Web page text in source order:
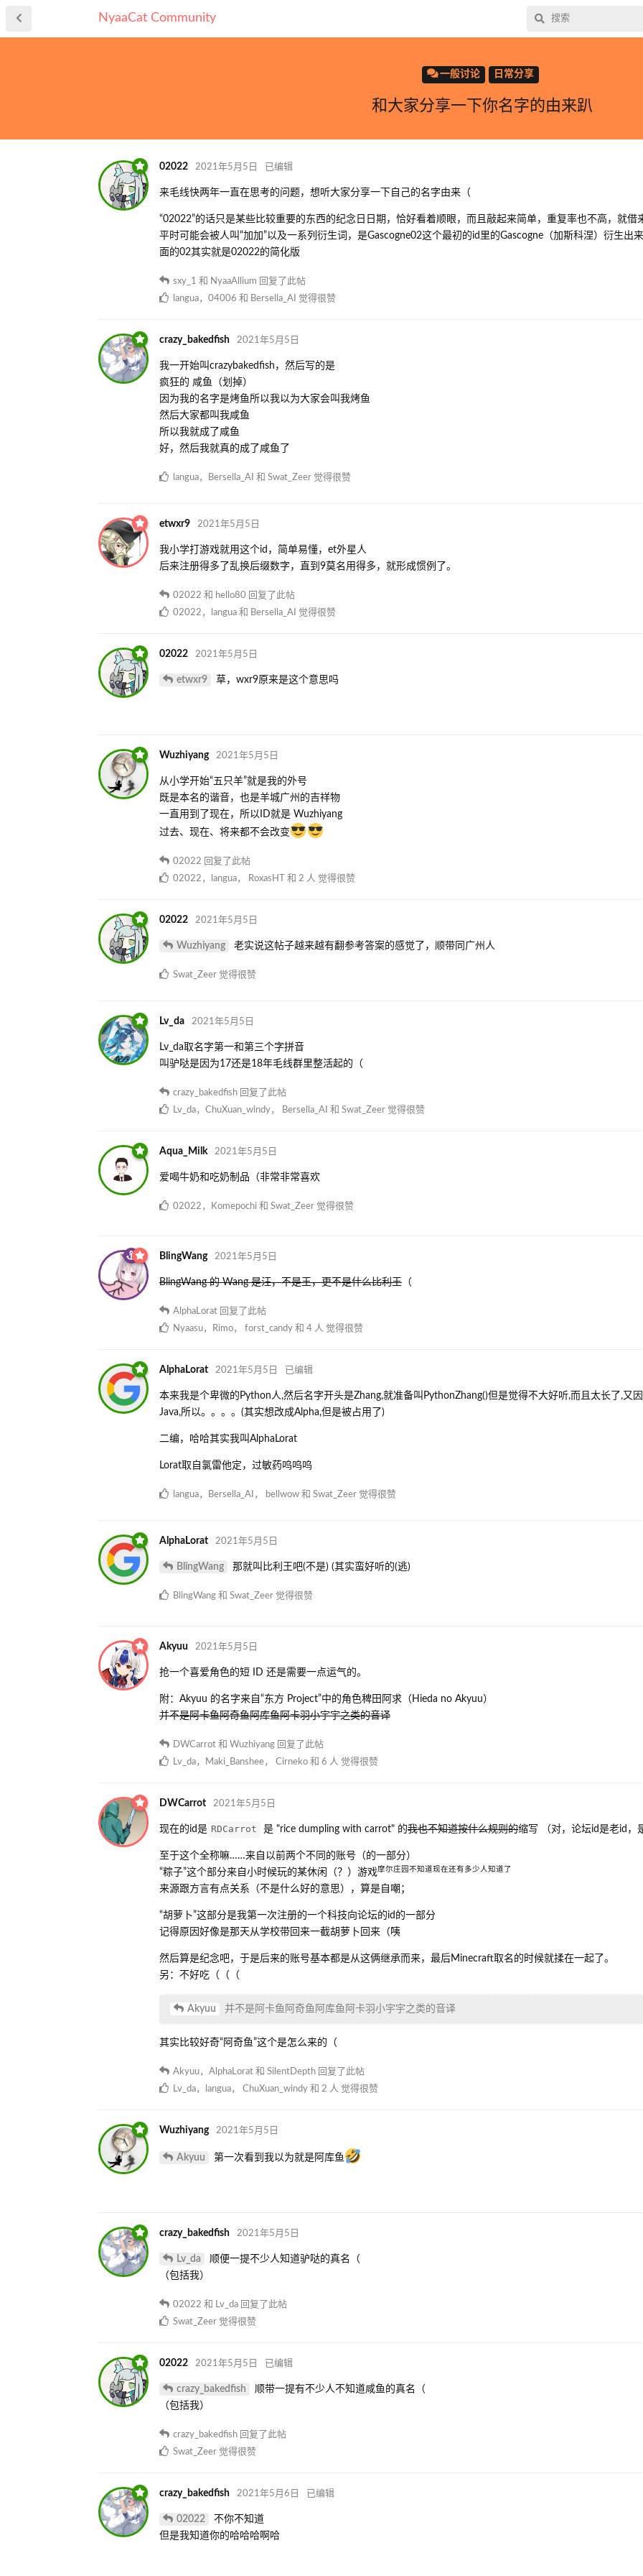
NyaaCat Community
一般讨论 日常分享
和大家分享一下你名字的由来趴
02022 2021年5月5日 已编辑
来毛线快两年一直在思考的问题，想听大家分享一下自己的名字由来（
“02022”的话只是某些比较重要的东西的纪念日日期，恰好看着顺眼，而且敲起来简单，重复率也不高，就借
平时可能会被人叫“加加”以及一系列衍生词，是Gascogne02这个最初的id里的Gascogne（加斯科涅）衍生出
面的02其实就是02022的简化版
sxy_1 和 NyaaAllium 回复了此帖
langua， 04006 和 Bersella_AI 觉得很赞
crazy_bakedfish 2021年5月5日
我一开始叫crazybakedfish，然后写的是
疯狂的 咸鱼（划掉）
因为我的名字是烤鱼所以我以为大家会叫我烤鱼
然后大家都叫我咸鱼
所以我就成了咸鱼
好，然后我就真的成了咸鱼了
langua， Bersella_AI 和 Swat_Zeer 觉得很赞
etwxr9 2021年5月5日
我小学打游戏就用这个id，简单易懂，et外星人
后来注册得多了乱换后缀数字，直到9莫名用得多，就形成惯例了。
02022 和 hello80 回复了此帖
02022 ， langua 和 Bersella_AI 觉得很赞
02022 2021年5月5日
etwxr9 草，wxr9原来是这个意思吗
Wuzhiyang 2021年5月5日
从小学开始“五只羊”就是我的外号
既是本名的谐音，也是羊城广州的吉祥物
一直用到了现在，所以ID就是 Wuzhiyang
过去、现在、将来都不会改变
02022 回复了此帖
02022 ， langua， RoxasHT 和 2 人 觉得很赞
02022 2021年5月5日
Wuzhiyang 老实说这帖子越来越有翻参考答案的感觉了，顺带同广州人
Swat_Zeer 觉得很赞
Lv_da 2021年5月5日
Lv_da取名字第一和第三个字拼音
叫驴哒是因为17还是18年毛线群里整活起的（
crazy_bakedfish 回复了此帖
Lv_da， ChuXuan_windy， Bersella_AI 和 Swat_Zeer 觉得很赞
Aqua_Milk 2021年5月5日
爱喝牛奶和吃奶制品（非常非常喜欢
02022 ， Komepochi 和 Swat_Zeer 觉得很赞
BlingWang 2021年5月5日
BlingWang 的 Wang 是汪，不是王，更不是什么比利王 （
AlphaLorat 回复了此帖
Nyaasu， Rimo， forst_candy 和 4 人 觉得很赞
AlphaLorat 2021年5月5日 已编辑
本来我是个卑微的Python人,然后名字开头是Zhang,就准备叫PythonZhang()但是觉得不大好听,而且太长了,又
Java,所以。。。。(其实想改成Alpha,但是被占用了)
二编，哈哈其实我叫AlphaLorat
Lorat取自氯雷他定，过敏药呜呜呜
langua， Bersella_AI ， bellwow 和 Swat_Zeer 觉得很赞
AlphaLorat 2021年5月5日
BlingWang 那就叫比利王吧(不是) (其实蛮好听的(逃)
BlingWang 和 Swat_Zeer 觉得很赞
Akyuu 2021年5月5日
抢一个喜爱角色的短 ID 还是需要一点运气的。
附：Akyuu 的名字来自“东方 Project”中的角色稗田阿求（Hieda no Akyuu）
并不是阿卡鱼阿奇鱼阿库鱼阿卡羽小宇宇之类的音译
DWCarrot 和 Wuzhiyang 回复了此帖
Lv_da， Maki_Banshee， Cirneko 和 6 人 觉得很赞
DWCarrot 2021年5月5日
现在的id是 RDCarrot 是 "rice dumpling with carrot" 的我也不知道按什么规则的缩写 （对，论坛id是老id，
至于这个全称嘛……来自以前两个不同的账号（的一部分）
“粽子”这个部分来自小时候玩的某休闲（？）游戏摩尔庄园不知道现在还有多少人知道了
来源跟方言有点关系（不是什么好的意思），算是自嘲；
“胡萝卜”这部分是我第一次注册的一个科技向论坛的id的一部分
记得原因好像是那天从学校带回来一截胡萝卜回来（咦
然后算是纪念吧，于是后来的账号基本都是从这俩继承而来，最后Minecraft取名的时候就揉在一起了。
另：不好吃（（（
Akyuu 并不是阿卡鱼阿奇鱼阿库鱼阿卡羽小宇宇之类的音译
其实比较好奇“阿奇鱼”这个是怎么来的（
Akyuu， AlphaLorat 和 SilentDepth 回复了此帖
Lv_da， langua， ChuXuan_windy 和 2 人 觉得很赞
Wuzhiyang 2021年5月5日
Akyuu 第一次看到我以为就是阿库鱼
crazy_bakedfish 2021年5月5日
Lv_da
顺便一提不少人知道驴哒的真名（
（包括我）
02022 和 Lv_da 回复了此帖
Swat_Zeer 觉得很赞
02022 2021年5月5日 已编辑
crazy_bakedfish
顺带一提有不少人不知道咸鱼的真名（
（包括我）
crazy_bakedfish 回复了此帖
Swat_Zeer 觉得很赞
crazy_bakedfish 2021年5月6日 已编辑
02022
不你不知道
但是我知道你的哈哈哈啊哈